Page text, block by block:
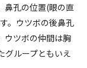
鼻孔の位置(眼の直
。ウツボの後鼻孔
ウツボの仲間は胸
グループともいえ